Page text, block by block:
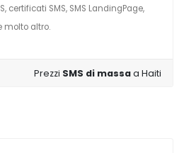
certificati SMS, SMS LandingPage,
molto altro.
Prezzi SMS di massaa Haiti